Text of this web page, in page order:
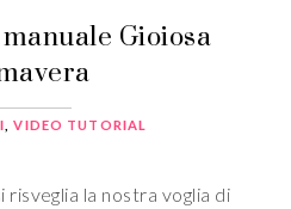
Gioiosa
,VIDEO TUTORIAL
risveglia la nostra voglia di